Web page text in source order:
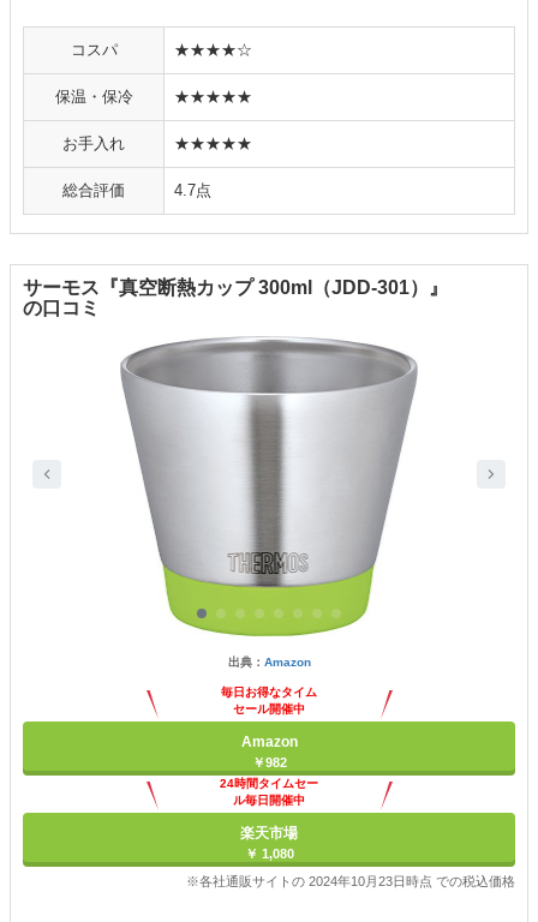
コスパ ★★★★☆
保温・保冷 ★★★★★
お手入れ ★★★★★
総合評価 4.7点
サーモス『真空断熱カップ 300ml（JDD-301）』
の口コミ
出典： Amazon
毎日お得なタイム
セール開催中
Amazon
￥982
24時間タイムセー
ル毎日開催中
楽天市場
￥ 1,080
※各社通販サイトの 2024年10月23日時点 での税込価格